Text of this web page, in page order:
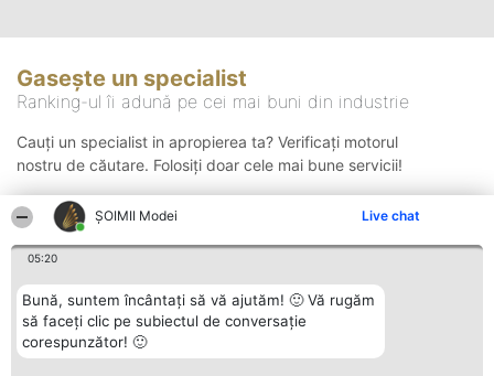
ȘOIMII Modei Live chat
05:20
Bună, suntem încântați să vă ajutăm! 🙂 Vă rugăm
să faceți clic pe subiectul de conversație
corespunzător! 🙂
Gasește un specialist
Ranking-ul îi adună pe cei mai buni din industrie
Cauți un specialist in apropierea ta? Verificați motorul
nostru de căutare. Folosiți doar cele mai bune servicii!